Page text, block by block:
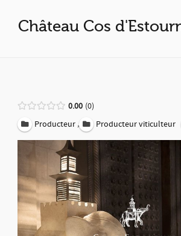
Château Cos
0.00 0
Producteur , Producteur viticulteur